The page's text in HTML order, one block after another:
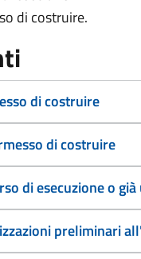
di costruire.
di costruire
di costruire
di esecuzione o
preliminari